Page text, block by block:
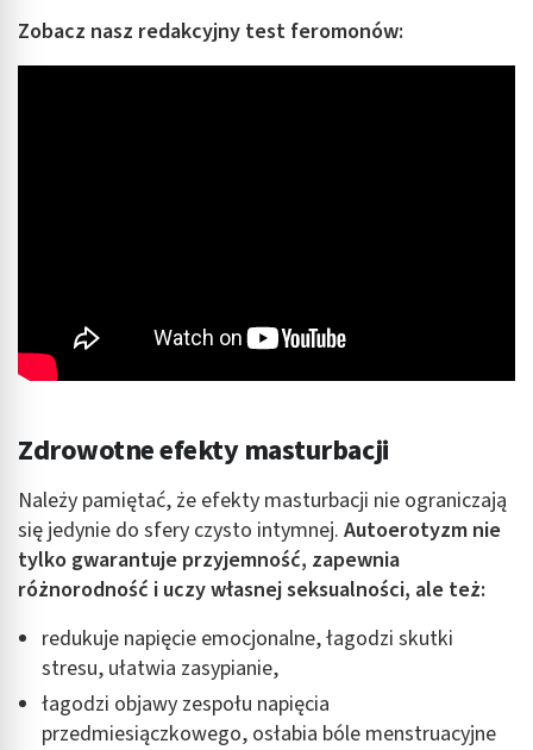
Zobacz nasz redakcyjny test feromonów:
Zdrowotne efekty masturbacji
Należy pamiętać, że efekty masturbacji nie ograniczają
się jedynie do sfery czysto intymnej. Autoerotyzm nie
tylko gwarantuje przyjemność, zapewnia
różnorodność i uczy własnej seksualności, ale też:
redukuje napięcie emocjonalne, łagodzi skutki
stresu, ułatwia zasypianie,
łagodzi objawy zespołu napięcia
przedmiesiączkowego, osłabia bóle menstruacyjne